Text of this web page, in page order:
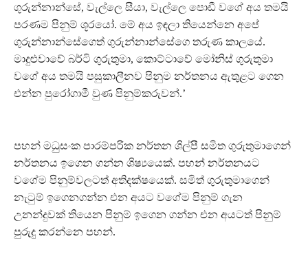
ගුරුන්නාන්සේ, වැල්ලෙ සීයා, වැල්ලෙ පොඩී වගේ අය තමයි
පරණම පිනුම් ශූරයෝ. මේ අය ඉඳලා තියෙන්නෙ අපේ
ගුරුන්නාන්සේගෙත් ගුරුන්නාන්සේගෙ තරුණ කාලයේ.
මාදුළුවාවේ බර්ටි ගුරුතුමා, කොට්ටාවේ මෝනිස් ගුරුතුමා
වගේ අය තමයි පසුකාලීනව පිනුම නර්තනය ඇතුළට ගෙන
එන්න පුරෝගාමී වුණ පිනුම්කරුවන්.’
පහන් මධුසංක පාරම්පරික නර්තන ශිල්පී සමිත ගුරුතුමාගෙන්
නර්තනය ඉගෙන ගන්න ශිෂ්‍යයෙක්. පහන් නර්තනයට
වගේම පිනුම්වලටත් අතිදක්ෂයෙක්. සමිත් ගුරුතුමාගෙන්
නැටුම් ඉගෙනගන්න එන අයට වගේම පිනුම් ගැන
උනන්දුවක් තියෙන පිනුම් ඉගෙන ගන්න එන අයටත් පිනුම්
පුරුදු කරන්නෙ පහන්.